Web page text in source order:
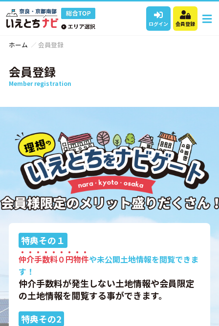
ログイン 会員登録
ホーム 会員登録
会員登録
Member registration
特典その１
仲介手数料０円物件や未公開土地情報を閲覧できま
す！
仲介手数料が発生しない土地情報や会員限定
の土地情報を閲覧する事ができます。
特典その2